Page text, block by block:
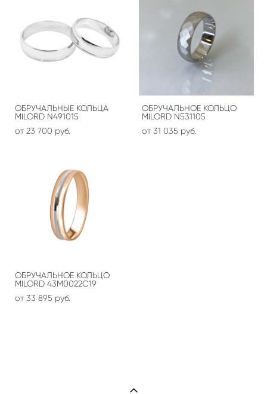
ОБРУЧАЛЬНЫЕ КОЛЬЦА
MILORD N491015
от 23 700 pуб.
ОБРУЧАЛЬНОЕ КОЛЬЦО
MILORD N531105
от 31 035 pуб.
ОБРУЧАЛЬНОЕ КОЛЬЦО
MILORD 43М0022С19
от 33 895 pуб.